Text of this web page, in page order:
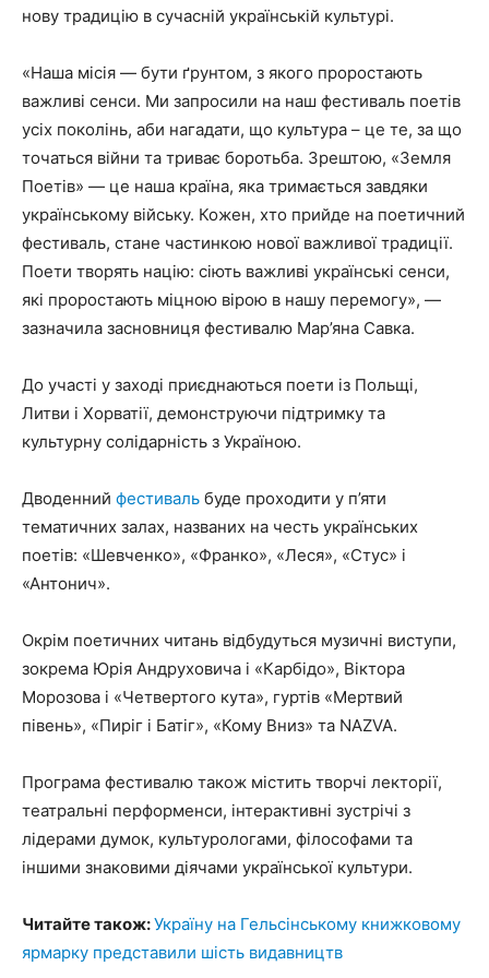
нову традицію в сучасній українській культурі.
«Наша місія — бути ґрунтом, з якого проростають
важливі сенси. Ми запросили на наш фестиваль поетів
усіх поколінь, аби нагадати, що культура – це те, за що
точаться війни та триває боротьба. Зрештою, «Земля
Поетів» — це наша країна, яка тримається завдяки
українському війську. Кожен, хто прийде на поетичний
фестиваль, стане частинкою нової важливої традиції.
Поети творять націю: сіють важливі українські сенси,
які проростають міцною вірою в нашу перемогу», —
зазначила засновниця фестивалю Мар’яна Савка.
До участі у заході приєднаються поети із Польщі,
Литви і Хорватії, демонструючи підтримку та
культурну солідарність з Україною.
Дводенний фестиваль буде проходити у п’яти
тематичних залах, названих на честь українських
поетів: «Шевченко», «Франко», «Леся», «Стус» і
«Антонич».
Окрім поетичних читань відбудуться музичні виступи,
зокрема Юрія Андруховича і «Карбідо», Віктора
Морозова і «Четвертого кута», гуртів «Мертвий
півень», «Пиріг і Батіг», «Кому Вниз» та NAZVA.
Програма фестивалю також містить творчі лекторії,
театральні перформенси, інтерактивні зустрічі з
лідерами думок, культурологами, філософами та
іншими знаковими діячами української культури.
Читайте також:Україну на Гельсінському книжковому
ярмарку представили шість видавництв